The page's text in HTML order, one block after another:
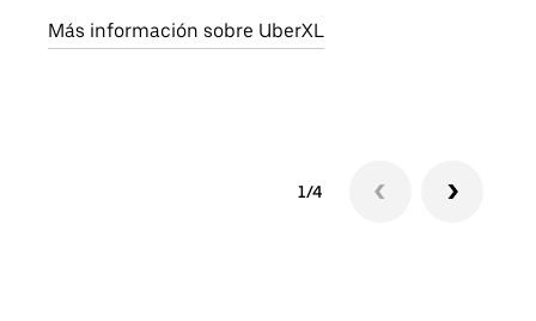
Más información sobre UberXL
1/4